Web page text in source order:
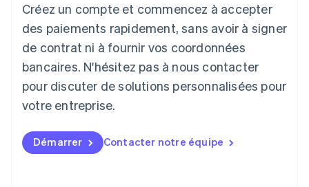
Créez un compte et commencez à accepter
des paiements rapidement, sans avoir à signer
de contrat ni à fournir vos coordonnées
bancaires. N'hésitez pas à nous contacter
pour discuter de solutions personnalisées pour
votre entreprise.
Démarrer Contacter notre équipe
English
Liechtenstein
Deutsch English
Lituanie
English
Luxembourg
FrançaisDeutschEnglish
Malaisie
Malte
English
Mexique